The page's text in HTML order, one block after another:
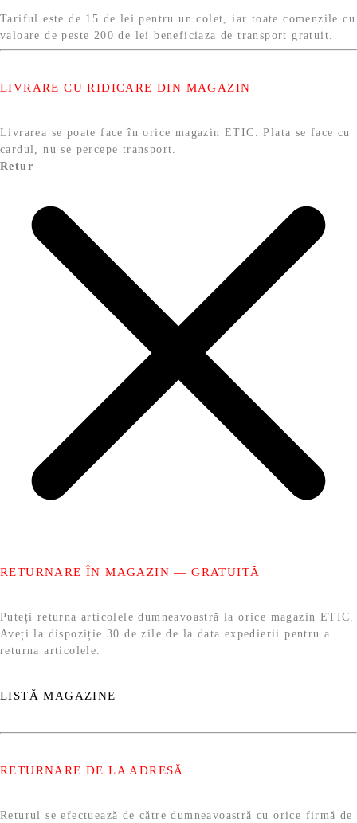
Tariful este de 15 de lei pentru un colet, iar toate comenzile cu
valoare de peste 200 de lei beneficiaza de transport gratuit.
LIVRARE CU RIDICARE DIN MAGAZIN
Livrarea se poate face în orice magazin ETIC. Plata se face cu
cardul, nu se percepe transport.
Retur
RETURNARE ÎN MAGAZIN — GRATUITĂ
Puteți returna articolele dumneavoastră la orice magazin ETIC.
Aveți la dispoziție 30 de zile de la data expedierii pentru a
returna articolele.
LISTĂ MAGAZINE
RETURNARE DE LA ADRESĂ
Returul se efectuează de către dumneavoastră cu orice firmă de